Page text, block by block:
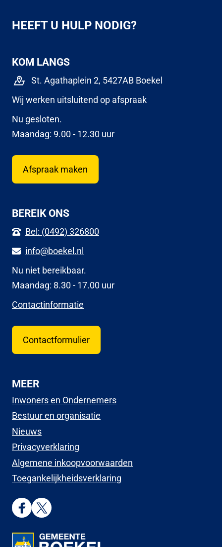
HEEFT U HULP NODIG?
KOM LANGS
St. Agathaplein 2, 5427AB Boekel
Wij werken uitsluitend op afspraak
Nu gesloten.
Maandag: 9.00 - 12.30 uur
Afspraak maken
BEREIK ONS
Bel: (0492) 326800
info@boekel.nl
Nu niet bereikbaar.
Maandag: 8.30 - 17.00 uur
Contactinformatie
Contactformulier
MEER
Inwoners en Ondernemers
Bestuur en organisatie
Nieuws
Privacyverklaring
Algemene inkoopvoorwaarden
Toegankelijkheidsverklaring